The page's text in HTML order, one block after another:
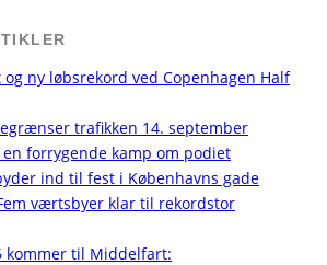
ny løbsrekord ved Copenhagen Half
trafikken 14. september
en forrygende kamp om podiet
ind til fest i Københavns gade
Fem værtsbyer klar til rekordstor
kommer til Middelfart: